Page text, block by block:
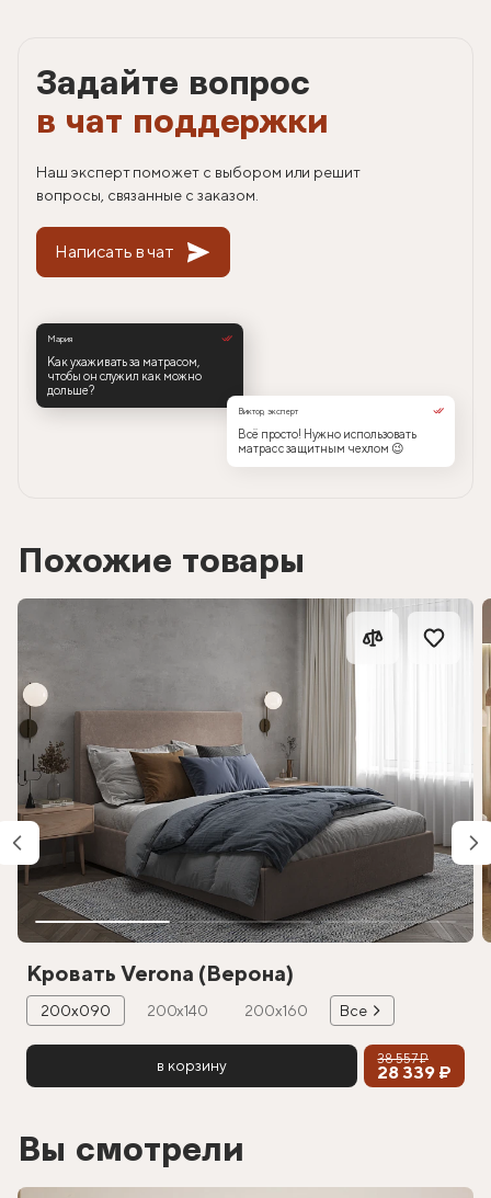
Задайте вопрос
в чат поддержки
Наш эксперт поможет с выбором или решит
вопросы, связанные с заказом.
Написать в чат
Мария
Как ухаживать за матрасом,
чтобы он служил как можно
дольше?
Виктор, эксперт
Всё просто! Нужно использовать
матрас с защитным чехлом 😉
Похожие товары
Кровать Verona (Верона)
200х090 200х140 200х160 Все
в корзину 38 557 ₽
28 339 ₽
Вы смотрели